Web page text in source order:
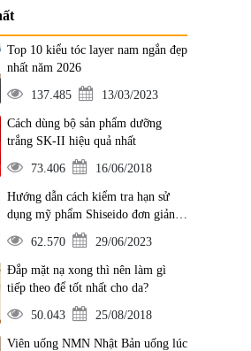
Top 10 kiểu tóc layer nam ngắn đẹp
nhất năm 2026
137.485 13/03/2023
Cách dùng bộ sản phẩm dưỡng
trắng SK-II hiệu quả nhất
73.406 16/06/2018
Hướng dẫn cách kiểm tra hạn sử
dụng mỹ phẩm Shiseido đơn giản
nhất
62.570 29/06/2023
Đắp mặt nạ xong thì nên làm gì
tiếp theo để tốt nhất cho da?
50.043 25/08/2018
Viên uống NMN Nhật Bản uống lúc